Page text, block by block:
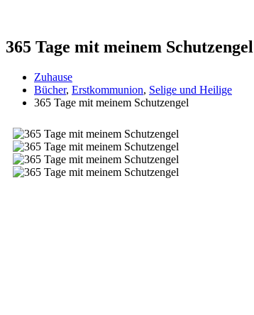
365 Tage mit meinem Schutzengel
Zuhause
Bücher, Erstkommunion, Selige und Heilige
365 Tage mit meinem Schutzengel